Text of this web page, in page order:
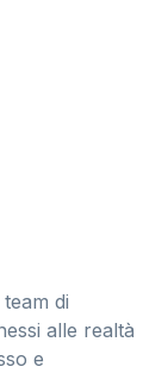
di
alle realtà
e